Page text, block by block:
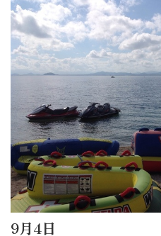
9月4日